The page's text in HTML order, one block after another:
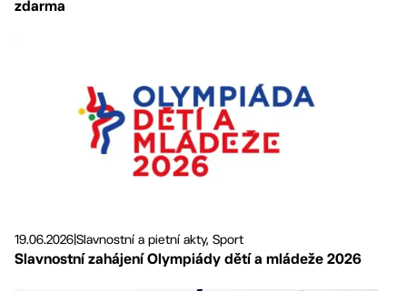
zdarma
19.06.2026Slavnostní a pietní akty, Sport
Slavnostní zahájení Olympiády dětí a mládeže 2026